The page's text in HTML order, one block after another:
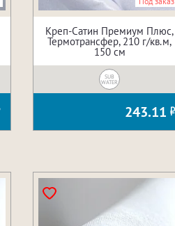
Креп-Сатин Премиум Плюс,
Термотрансфер, 210 г/кв.м,
150 см
SUB
WATER
243.11